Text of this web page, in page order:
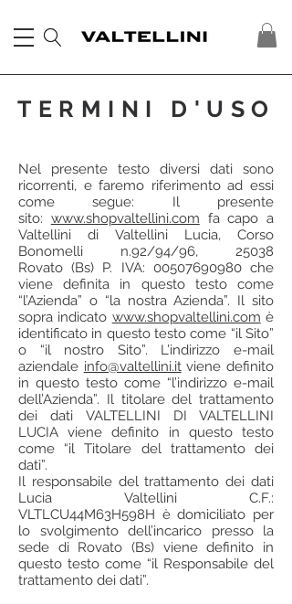
TERMINI D'USO
Nel presente testo diversi dati sono
ricorrenti, e faremo riferimento ad essi
come segue: Il presente
sito: www.shopvaltellini.com fa capo a
Valtellini di Valtellini Lucia, Corso
Bonomelli n.92/94/96, 25038
Rovato (Bs) P. IVA: 00507690980 che
viene definita in questo testo come
“l’Azienda” o “la nostra Azienda”. Il sito
sopra indicato www.shopvaltellini.com è
identificato in questo testo come “il Sito”
o “il nostro Sito”. L’indirizzo e-mail
aziendale info@valtellini.itviene definito
in questo testo come “l’indirizzo e-mail
dell’Azienda”. Il titolare del trattamento
dei dati VALTELLINI DI VALTELLINI
LUCIA viene definito in questo testo
come “il Titolare del trattamento dei
dati”.
Il responsabile del trattamento dei dati
Lucia Valtellini C.F.:
VLTLCU44M63H598H è domiciliato per
lo svolgimento dell’incarico presso la
sede di Rovato (Bs) viene definito in
questo testo come “il Responsabile del
trattamento dei dati”.